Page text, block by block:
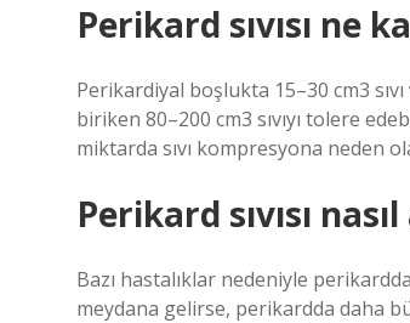
Perikard sıvısı ne
Perikardiyal boşlukta 15–30 cm3
biriken 80–200 cm3 sıvıyı tolere
miktarda sıvı kompresyona neden
Perikard sıvısı nasıl
Bazı hastalıklar nedeniyle
meydana gelirse, perikardda daha